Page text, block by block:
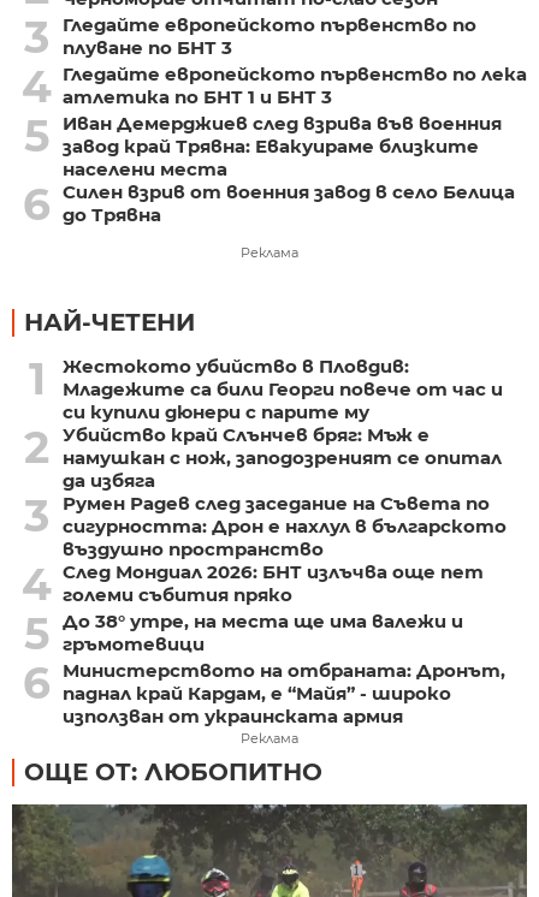
3
Гледайте европейското първенство по
плуване по БНТ 3
4 Гледайте европейското първенство по лека
атлетика по БНТ 1 и БНТ 3
5
Иван Демерджиев след взрива във военния
завод край Трявна: Евакуираме близките
населени места
6 Силен взрив от военния завод в село Белица
до Трявна
Реклама
НАЙ-ЧЕТЕНИ
1
Жестокото убийство в Пловдив:
Младежите са били Георги повече от час и
си купили дюнери с парите му
2
Убийство край Слънчев бряг: Мъж е
намушкан с нож, заподозреният се опитал
да избяга
3
Румен Радев след заседание на Съвета по
сигурността: Дрон е нахлул в българското
въздушно пространство
4 След Мондиал 2026: БНТ излъчва още пет
големи събития пряко
5 До 38° утре, на места ще има валежи и
гръмотевици
6
Министерството на отбраната: Дронът,
паднал край Кардам, е “Майя” - широко
използван от украинската армия
Реклама
ОЩЕ ОТ: ЛЮБОПИТНО